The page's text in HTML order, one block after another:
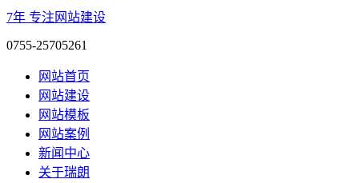
7年 专注网站建设
0755-25705261
网站首页
网站建设
网站模板
网站案例
新闻中心
关于瑞朗